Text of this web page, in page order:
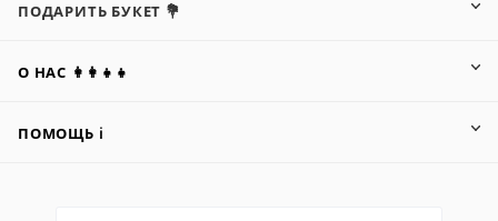
ПОДАРИТЬ БУКЕТ 💐
О НАС 👩‍👩‍👧‍👧
ПОМОЩЬ ℹ️